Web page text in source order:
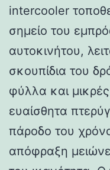
intercooler
σημείο του
αυτοκινήτου,
σκουπίδια του
φύλλα και
ευαίσθητα
πάροδο του
απόφραξη